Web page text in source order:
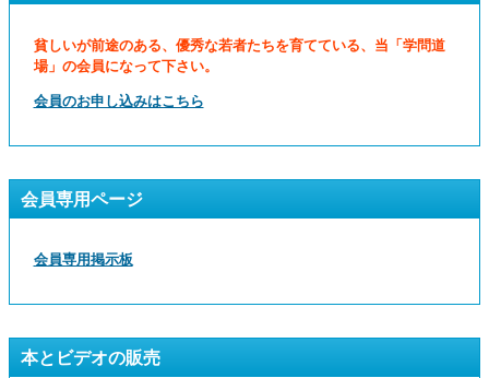
貧しいが前途のある、優秀な若者たちを育てている、当「学問道
場」の会員になって下さい。
会員のお申し込みはこちら
会員専用ページ
会員専用掲示板
本とビデオの販売